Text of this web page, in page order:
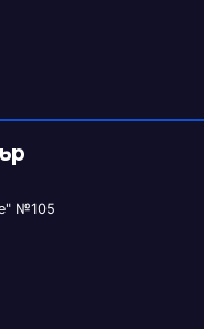
№105